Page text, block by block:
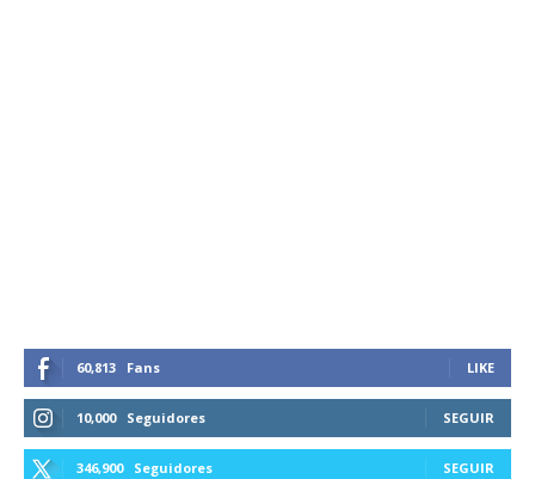
60,813 Fans LIKE
10,000 Seguidores SEGUIR
346,900 Seguidores SEGUIR